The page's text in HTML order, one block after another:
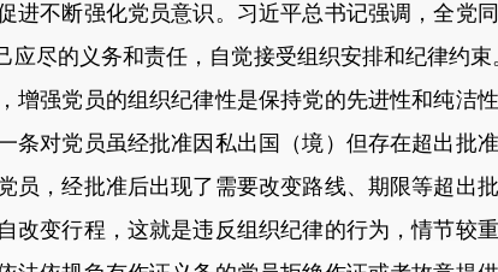
不断强化党员意识。习近平总书记强调，全党
应尽的义务和责任，自觉接受组织安排和纪律约
增强党员的组织纪律性是保持党的先进性和纯洁
条对党员虽经批准因私出国（境）但存在超出批
员，经批准后出现了需要改变路线、期限等超出
改变行程，这就是违反组织纪律的行为，情节较